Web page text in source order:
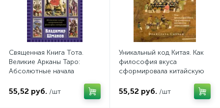
Общественные и гуманитарные науки 1
Психология 3 Публицистика 4
Путешествия. Хобби. Фото. Спорт 2
Рукоделие. Творчество
Священная Книга Тота.
Великие Арканы Таро:
Абсолютные начала
эзотеризма
55,52 руб. /шт
Уникальный код Китая. Как
философия вкуса
сформировала китайскую
55,52 руб. /шт